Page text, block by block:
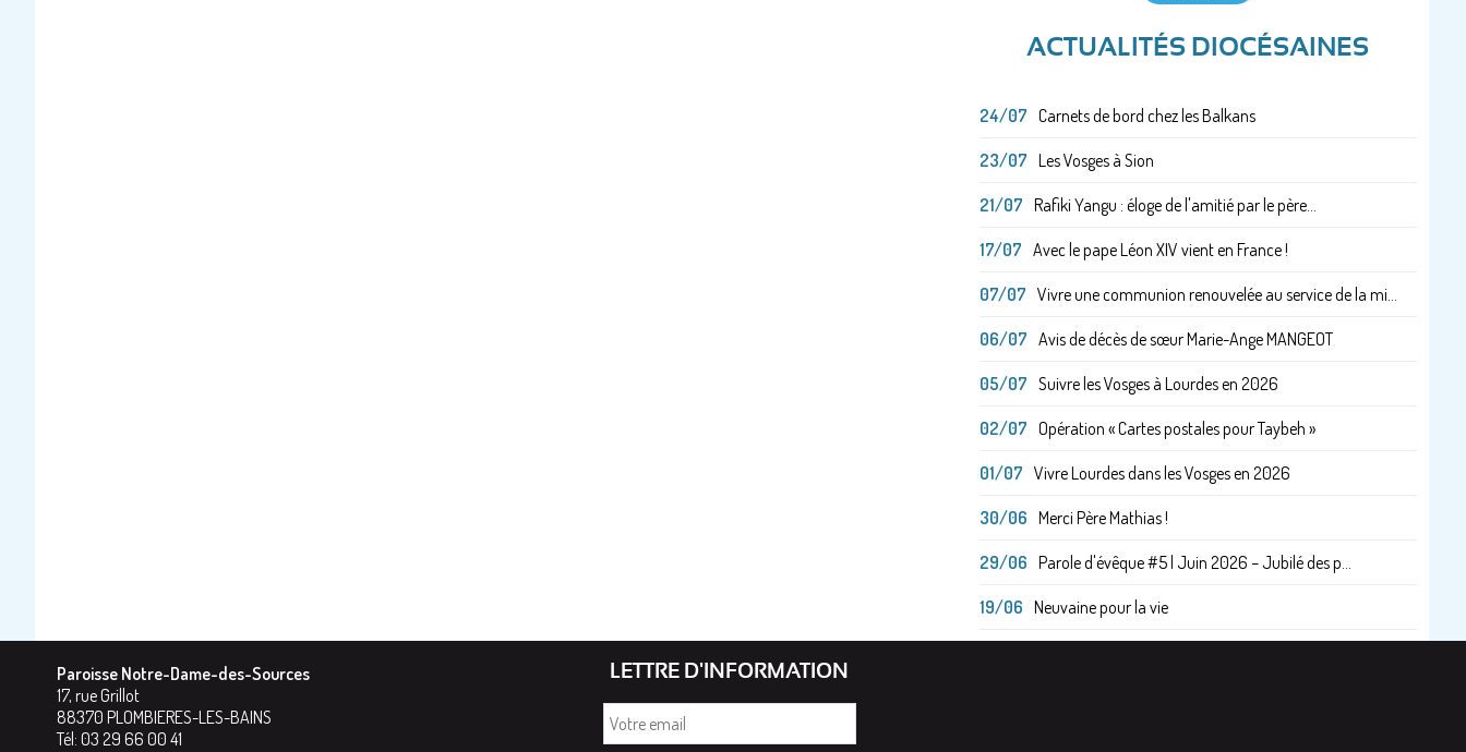
ACTUALITÉS DIOCÉSAINES
24/07 Carnets de bord chez les Balkans
23/07 Les Vosges à Sion
21/07 Rafiki Yangu : éloge de l'amitié par le père...
17/07 Avec le pape Léon XIV vient en France !
07/07 Vivre une communion renouvelée au service de la mi...
06/07 Avis de décès de sœur Marie-Ange MANGEOT
05/07 Suivre les Vosges à Lourdes en 2026
02/07 Opération « Cartes postales pour Taybeh »
01/07 Vivre Lourdes dans les Vosges en 2026
30/06 Merci Père Mathias !
29/06 Parole d'évêque #5 | Juin 2026 – Jubilé des p...
19/06 Neuvaine pour la vie
Paroisse Notre-Dame-des-Sources
17, rue Grillot
88370 PLOMBIERES-LES-BAINS
Tél: 03 29 66 00 41
LETTRE D'INFORMATION